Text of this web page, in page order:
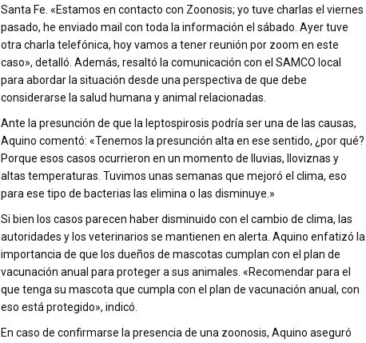
Santa Fe. «Estamos en contacto con Zoonosis; yo tuve charlas el viernes
pasado, he enviado mail con toda la información el sábado. Ayer tuve
otra charla telefónica, hoy vamos a tener reunión por zoom en este
caso», detalló. Además, resaltó la comunicación con el SAMCO local
para abordar la situación desde una perspectiva de que debe
considerarse la salud humana y animal relacionadas.
Ante la presunción de que la leptospirosis podría ser una de las causas,
Aquino comentó: «Tenemos la presunción alta en ese sentido, ¿por qué?
Porque esos casos ocurrieron en un momento de lluvias, lloviznas y
altas temperaturas. Tuvimos unas semanas que mejoró el clima, eso
para ese tipo de bacterias las elimina o las disminuye.»
Si bien los casos parecen haber disminuido con el cambio de clima, las
autoridades y los veterinarios se mantienen en alerta. Aquino enfatizó la
importancia de que los dueños de mascotas cumplan con el plan de
vacunación anual para proteger a sus animales. «Recomendar para el
que tenga su mascota que cumpla con el plan de vacunación anual, con
eso está protegido», indicó.
En caso de confirmarse la presencia de una zoonosis, Aquino aseguró